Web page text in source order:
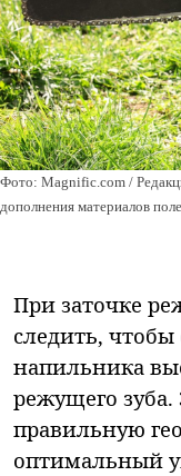
Фото: Magnific.com /
дополнения материалов
При заточке
следить, чтобы
напильника
режущего зуба.
правильную
оптимальный